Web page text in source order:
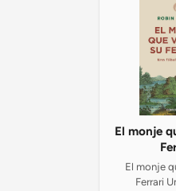
El monje
El monje
Ferrari